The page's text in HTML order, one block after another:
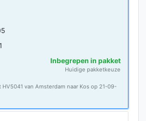
Inbegrepen in pakket
Huidige pakketkeuze
HV5041 van Amsterdam naar Kos op 21-09-